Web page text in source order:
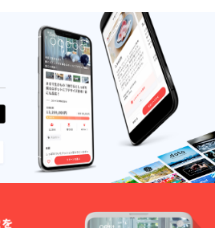
・有形文化
財にてフラ
ワー＆ペイ
ンティング
アート制作
・ハウステ
ンボス フラ
ワージャパ
ンカップ 銅
賞受賞